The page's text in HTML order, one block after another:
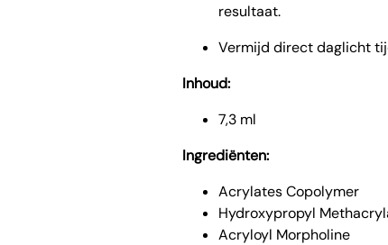
resultaat.
Vermijd direct daglicht
Inhoud:
7,3 ml
Ingrediënten:
Acrylates Copolymer
Hydroxypropyl
Acryloyl Morpholine